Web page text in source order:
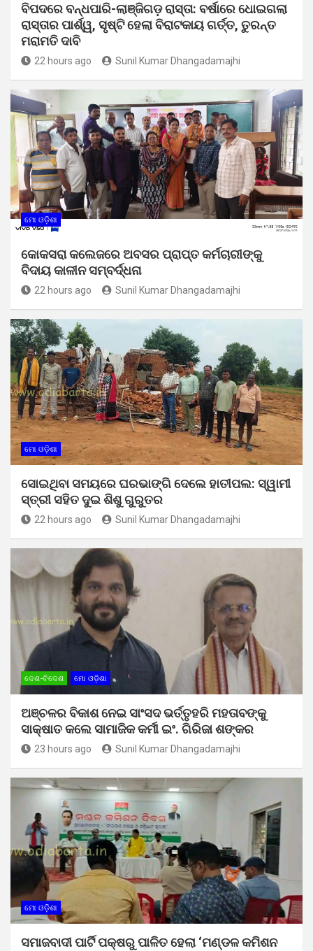
ବିପଦରେ ବନ୍ଧପାରି-ଲାଞ୍ଜିଗଡ଼ ରାସ୍ତା: ବର୍ଷାରେ ଧୋଇଗଲା
ରାସ୍ତାର ପାର୍ଶ୍ୱ, ସୃଷ୍ଟି ହେଲା ବିରାଟକାୟ ଗର୍ତ୍ତ, ତୁରନ୍ତ
ମରାମତି ଦାବି
22 hours ago Sunil Kumar Dhangadamajhi
ମୋ ଓଡ଼ିଶା
କୋକସରା କଲେଜରେ ଅବସର ପ୍ରାପ୍ତ କର୍ମଚାରୀଙ୍କୁ
ବିଦାୟ କାଳୀନ ସମ୍ବର୍ଦ୍ଧନା
22 hours ago Sunil Kumar Dhangadamajhi
ମୋ ଓଡ଼ିଶା
ସୋଇଥିବା ସମୟରେ ଘରଭାଙ୍ଗି ଦେଲେ ହାତୀପଲ: ସ୍ୱାମୀ
ସ୍ତ୍ରୀ ସହିତ ଦୁଇ ଶିଶୁ ଗୁରୁତର
22 hours ago Sunil Kumar Dhangadamajhi
ଦେଶ-ବିଦେଶ ମୋ ଓଡ଼ିଶା
ଅଞ୍ଚଳର ବିକାଶ ନେଇ ସାଂସଦ ଭର୍ତ୍ତୃହରି ମହତାବଙ୍କୁ
ସାକ୍ଷାତ କଲେ ସାମାଜିକ କର୍ମୀ ଇଂ. ଗିରିଜା ଶଙ୍କର
23 hours ago Sunil Kumar Dhangadamajhi
ମୋ ଓଡ଼ିଶା
ସମାଜବାଦୀ ପାର୍ଟି ପକ୍ଷରୁ ପାଳିତ ହେଲା ‘ମଣ୍ଡଳ କମିଶନ